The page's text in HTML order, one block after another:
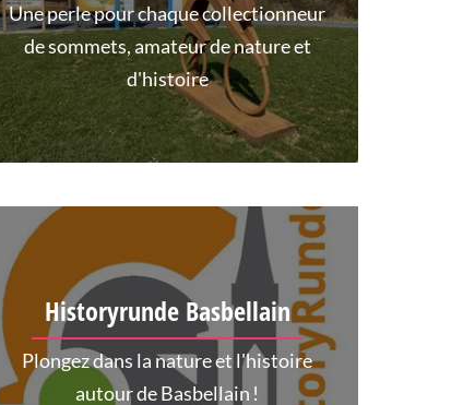
Une perle pour chaque collectionneur
de sommets, amateur de nature et
d'histoire
Historyrunde Basbellain
Plongez dans la nature et l'histoire
autour de Basbellain !